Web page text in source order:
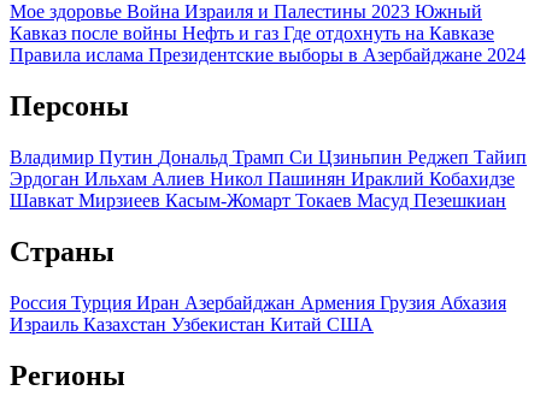
Мое здоровье Война Израиля и Палестины 2023 Южный
Кавказ после войны Нефть и газ Где отдохнуть на Кавказе
Правила ислама Президентские выборы в Азербайджане 2024
Персоны
Владимир Путин Дональд Трамп Си Цзиньпин Реджеп Тайип
Эрдоган Ильхам Алиев Никол Пашинян Ираклий Кобахидзе
Шавкат Мирзиеев Касым-Жомарт Токаев Масуд Пезешкиан
Страны
Россия Турция Иран Азербайджан Армения Грузия Абхазия
Израиль Казахстан Узбекистан Китай США
Регионы